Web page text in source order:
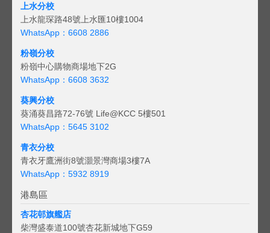
上水分校
上水龍琛路48號上水匯10樓1004
WhatsApp：6608 2886
粉嶺分校
粉嶺中心購物商場地下2G
WhatsApp：6608 3632
葵興分校
葵涌葵昌路72-76號 Life@KCC 5樓501
WhatsApp：5645 3102
青衣分校
青衣牙鷹洲街8號灝景灣商場3樓7A
WhatsApp：5932 8919
港島區
杏花邨旗艦店
柴灣盛泰道100號杏花新城地下G59